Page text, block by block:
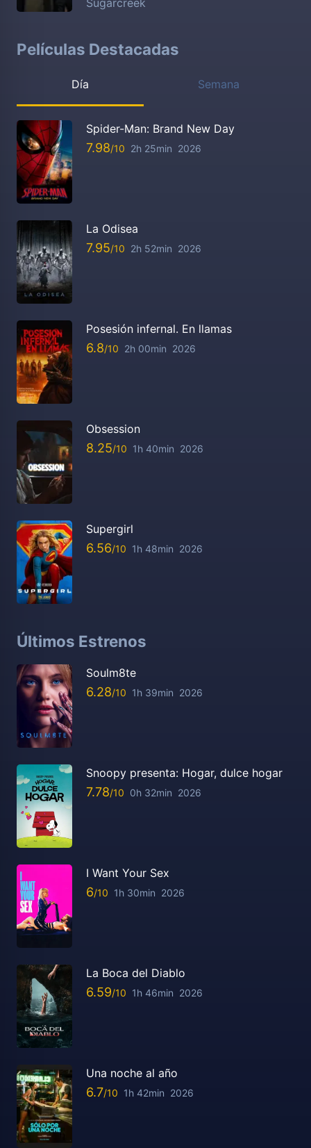
Películas Destacadas
Día Semana
Spider-Man: Brand New Day
7.98 2h 25min 2026
La Odisea
7.95 2h 52min 2026
Posesión infernal. En llamas
6.8 2h 00min 2026
Obsession
8.25 1h 40min 2026
Supergirl
6.56 1h 48min 2026
Últimos Estrenos
Soulm8te
6.28 1h 39min 2026
Snoopy presenta: Hogar, dulce hogar
7.78 0h 32min 2026
I Want Your Sex
6 1h 30min 2026
La Boca del Diablo
6.59 1h 46min 2026
Una noche al año
6.7 1h 42min 2026